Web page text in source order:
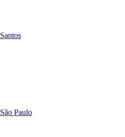
Santos
São Paulo